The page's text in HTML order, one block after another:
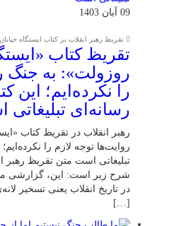
09 آبان 1403
تقریظ رهبر انقلاب بر کتاب ایستگاه
تقریظ کتاب
روزولت»: به جنگ
را نکرده‌ایم؛ این
رسانه‌ای
رهبر انقلاب در تقریظ کتاب
روایت‌ها توجه لازم را
تبلیغاتی است متن تقریظ رهبر
شرح زیر است: این، گزارشی
[…]